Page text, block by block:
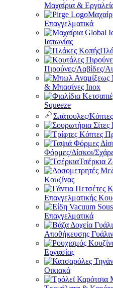
Μαχαίρια &
Επαγγελματικά
Ιαπωνίας
Πιρούνες/Λαβίδες/
& Μπασίνες Inox
Squeeze
Σπάτουλες/
Φόρμες/Δίσκοι/
Τσέρκια
Κουζίνας
Επαγγελματικής
Επαγγελματικά
Αποθήκευσης
Εργασίας
Οικιακά